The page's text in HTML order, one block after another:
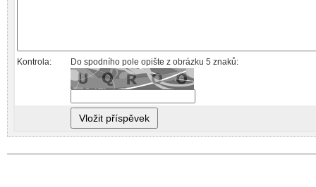
Kontrola: Do spodního pole opište z obrázku 5 znaků: